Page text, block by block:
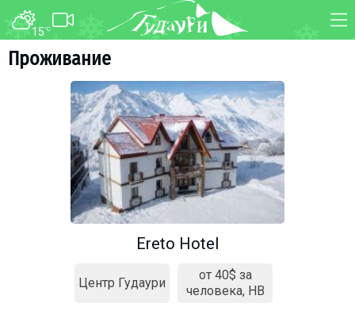
15°C
Проживание
Ereto Hotel
Центр Гудаури
от 40$ за
человека, HB
ФОРУМ
WEBCAM
ТРАНСФЕР
О курорте
Схема трасс
Ски-пасс
Инструкторы
Прокат
Ски-сервис
Дети в Гудаури
Календарь событий